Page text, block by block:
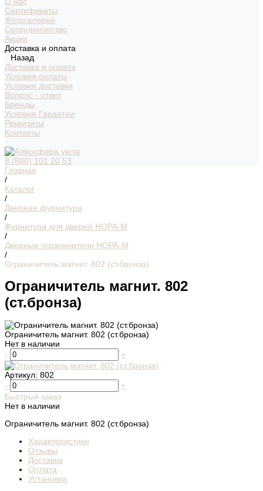
Сертификаты
Фотогалерея
Сотрудничество
Акции
Доставка и оплата
Назад
Доставка и оплата
Условия оплаты
Условия доставки
Вопрос - ответ
Бренды
Условия Гарантии
Реквизиты
Контакты
8 (800) 101 20 53
Главная
/
Каталог
/
Дверная фурнитура
/
Фурнитура для дверей НОРА-М
/
Дверные ограничители НОРА-М
/
Ограничитель магнит. 802 (ст.бронза)
Ограничитель магнит. 802
(ст.бронза)
Ограничитель магнит. 802 (ст.бронза)
Нет в наличии
-
+
Артикул: 802
-
+
Быстрый заказ
Нет в наличии
Ограничитель магнит. 802 (ст.бронза)
Характеристики
Отзывы
Доставка
Оплата
Установка